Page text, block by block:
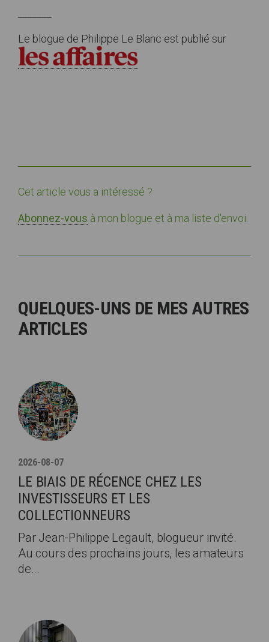
Le blogue de Philippe Le Blanc est publié sur
Cet article vous a intéressé ?
Abonnez-vous à mon blogue et à ma liste d'envoi.
QUELQUES-UNS DE MES AUTRES
ARTICLES
2026-08-07
LE BIAIS DE RÉCENCE CHEZ LES
INVESTISSEURS ET LES
COLLECTIONNEURS
Par Jean-Philippe Legault, blogueur invité.
Au cours des prochains jours, les amateurs
de...